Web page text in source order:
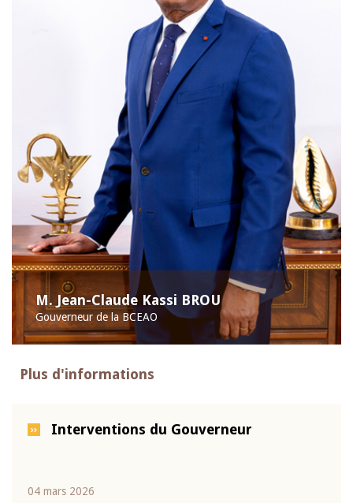
M. Jean-Claude Kassi BROU
Gouverneur de la BCEAO
Plus d'informations
Interventions du Gouverneur
04 mars 2026